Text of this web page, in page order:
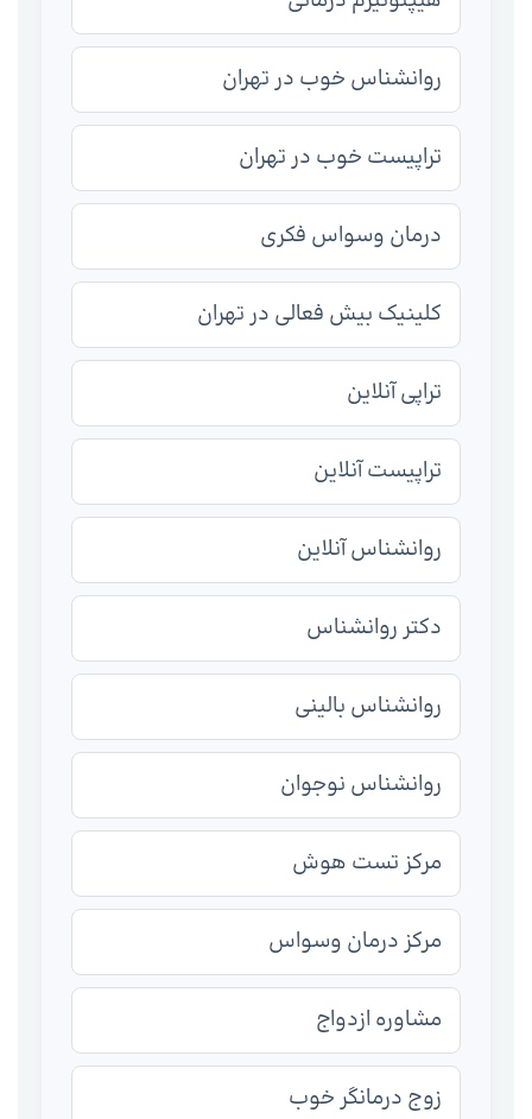
روانشناس خوب در تهران
تراپیست خوب در تهران
درمان وسواس فکری
کلینیک بیش فعالی در تهران
تراپی آنلاین
تراپیست آنلاین
روانشناس آنلاین
دکتر روانشناس
روانشناس بالینی
روانشناس نوجوان
مرکز تست هوش
مرکز درمان وسواس
مشاوره ازدواج
زوج درمانگر خوب